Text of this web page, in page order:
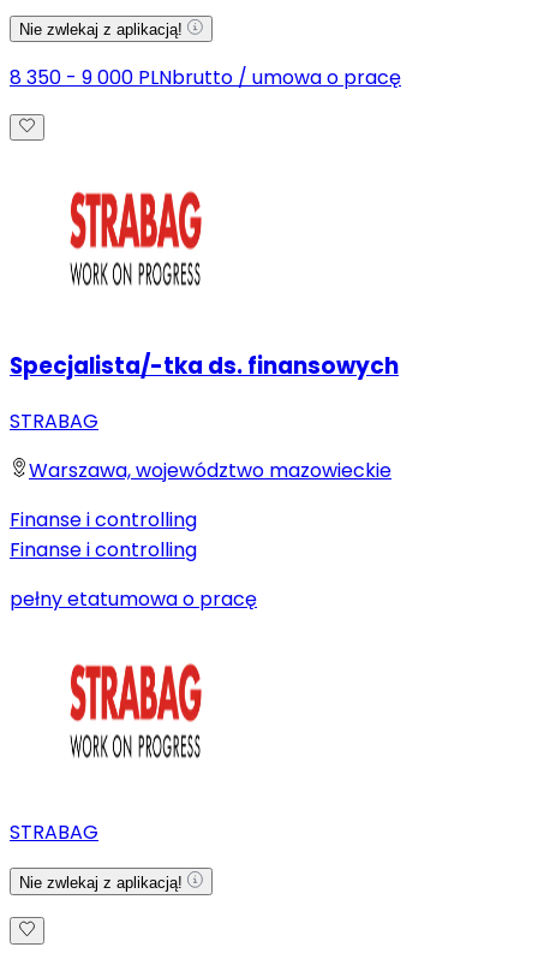
Nie zwlekaj z aplikacją!
8 350 - 9 000 PLNbrutto / umowa o pracę
Specjalista/-tka ds. finansowych
STRABAG
Warszawa, województwo mazowieckie
Finanse i controlling
Finanse i controlling
pełny etatumowa o pracę
STRABAG
Nie zwlekaj z aplikacją!